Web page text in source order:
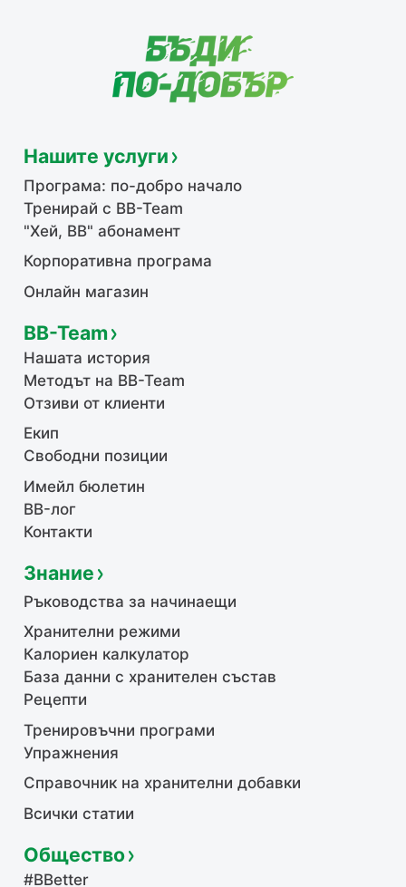
Нашите услуги
Програма: по-добро начало
Тренирай с BB-Team
"Хей, ВВ" абонамент
Корпоративна програма
Онлайн магазин
BB-Team
Нашата история
Методът на BB-Team
Отзиви от клиенти
Екип
Свободни позиции
Имейл бюлетин
BB-лог
Контакти
Знание
Ръководства за начинаещи
Хранителни режими
Калориен калкулатор
База данни с хранителен състав
Рецепти
Тренировъчни програми
Упражнения
Справочник на хранителни добавки
Всички статии
Общество
#BBetter